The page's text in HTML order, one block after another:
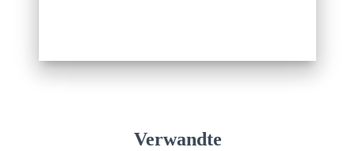
Verwandte